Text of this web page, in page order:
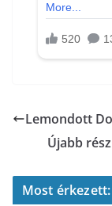
Lemondott
Újabb
Most érkezett: